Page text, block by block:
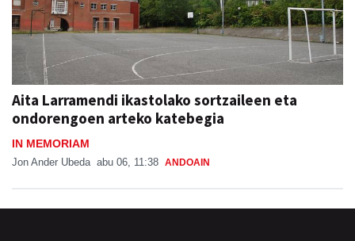
Aita Larramendi ikastolako sortzaileen eta
ondorengoen arteko katebegia
IN MEMORIAM
Jon Ander Ubeda abu 06, 11:38 ANDOAIN